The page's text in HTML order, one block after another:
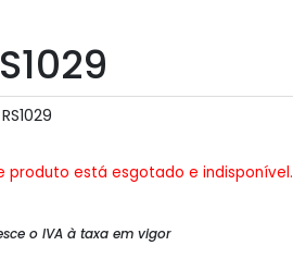
RS1029
produto está esgotado e indisponível.
o IVA à taxa em vigor